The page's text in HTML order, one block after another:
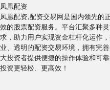
凤凰配资
凤凰配资,配资交易网是国内领先的
效的股票配资服务。平台汇聚多种
求，助力用户实现资金杠杆化运作
业、透明的配资交易环境，拥有完
大投资者提供便捷的操作体验和可
投资更轻松、更高效！